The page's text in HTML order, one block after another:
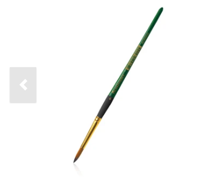
Previous slide